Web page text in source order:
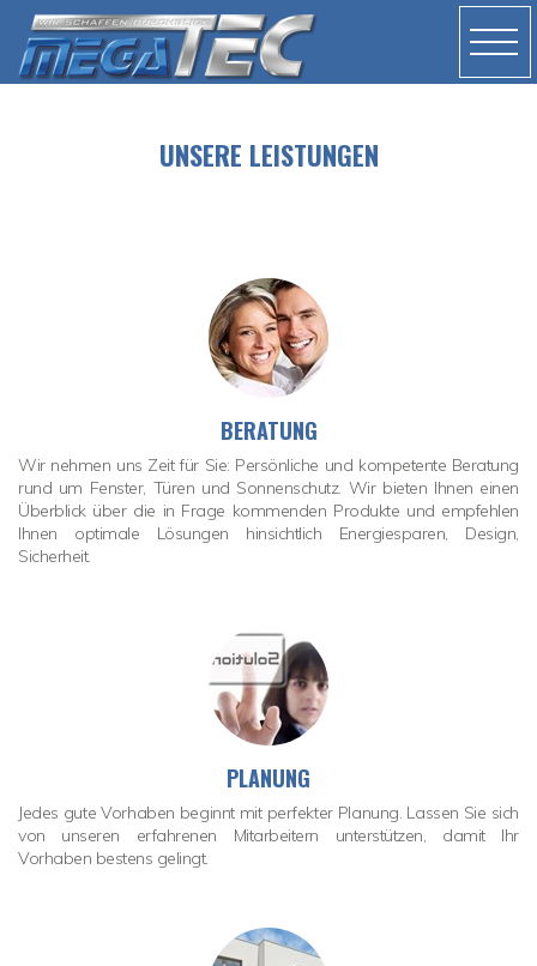
UNSERE LEISTUNGEN
BERATUNG
Wir nehmen uns Zeit für Sie: Persönliche und kompetente Beratung
rund um Fenster, Türen und Sonnenschutz. Wir bieten Ihnen einen
Überblick über die in Frage kommenden Produkte und empfehlen
Ihnen optimale Lösungen hinsichtlich Energiesparen, Design,
Sicherheit.
PLANUNG
Jedes gute Vorhaben beginnt mit perfekter Planung. Lassen Sie sich
von unseren erfahrenen Mitarbeitern unterstützen, damit Ihr
Vorhaben bestens gelingt.